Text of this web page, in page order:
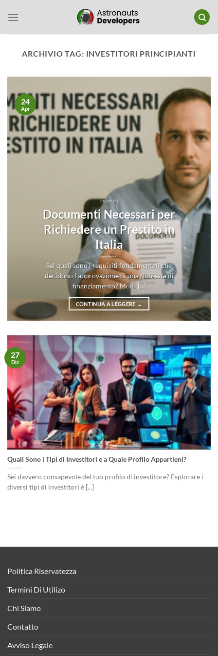
ARCHIVIO TAG: INVESTITORI PRINCIPIANTI
PRESTITI
Documenti Necessari per
Richiedere un Prestito in
Italia
Sai quali sono i requisiti fondamentali che
decidono l’approvazione di una richiesta di
finanziamento? Molti [...]
CONTINUA A LEGGERE →
24
Apr
Quali Sono i Tipi di Investitori e a Quale Profilo Appartieni?
Sei davvero consapevole del tuo profilo di investitore? Esplorare i
diversi tipi di investitori è [...]
27
Dic
Política Riservatezza
Termini Di Utilizo
Chi Siamo
Contatto
Avviso Legale